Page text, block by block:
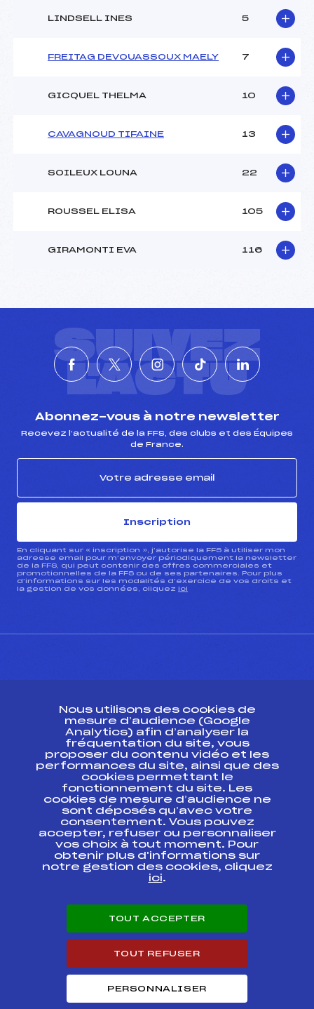
LINDSELL INES 5
FREITAG DEVOUASSOUX MAELY 7
GICQUEL THELMA 10
CAVAGNOUD TIFAINE 13
SOILEUX LOUNA 22
ROUSSEL ELISA 105
GIRAMONTI EVA 116
SUIVEZ
L'ACTU
Abonnez-vous à notre newsletter
Recevez l’actualité de la FFS, des clubs et des Équipes
de France.
Inscription
En cliquant sur « inscription », j’autorise la FFS à utiliser mon
adresse email pour m’envoyer périodiquement la newsletter
de la FFS, qui peut contenir des offres commerciales et
promotionnelles de la FFS ou de ses partenaires. Pour plus
d’informations sur les modalités d’exercice de vos droits et
la gestion de vos données, cliquez ici
Ressources
Pass’Neige
Projet sportif fédéral
Projet de performance fédéral
Antidopage
Pôle Développement, Formation, Suivi
Scientifique
Listes ministérielles
Pôle vie de l’athlète
Enseignement professionnel
Carrières
Nous utilisons des cookies de
mesure d’audience (Google
Analytics) afin d’analyser la
fréquentation du site, vous
proposer du contenu vidéo et les
performances du site, ainsi que des
cookies permettant le
fonctionnement du site. Les
cookies de mesure d’audience ne
sont déposés qu’avec votre
consentement. Vous pouvez
accepter, refuser ou personnaliser
vos choix à tout moment. Pour
obtenir plus d'informations sur
notre gestion des cookies, cliquez
ici.
TOUT ACCEPTER
TOUT REFUSER
PERSONNALISER